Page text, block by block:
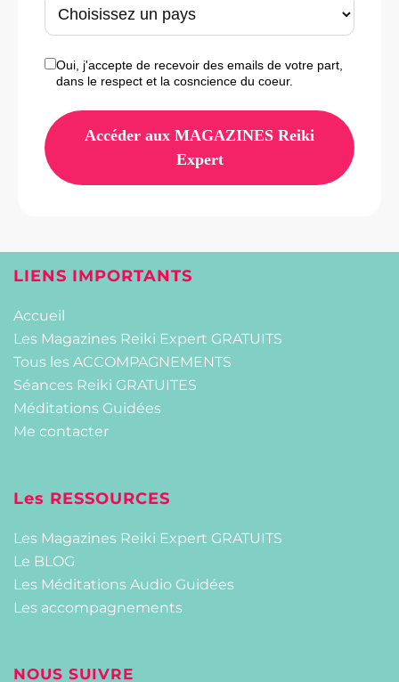
Oui, j'accepte de recevoir des emails de votre part,
dans le respect et la cosncience du coeur.
Accéder aux MAGAZINES Reiki
Expert
LIENS IMPORTANTS
Accueil
Les Magazines Reiki Expert GRATUITS
Tous les ACCOMPAGNEMENTS
Séances Reiki GRATUITES
Méditations Guidées
Me contacter
Les RESSOURCES
Les Magazines Reiki Expert GRATUITS
Le BLOG
Les Méditations Audio Guidées
Les accompagnements
NOUS SUIVRE